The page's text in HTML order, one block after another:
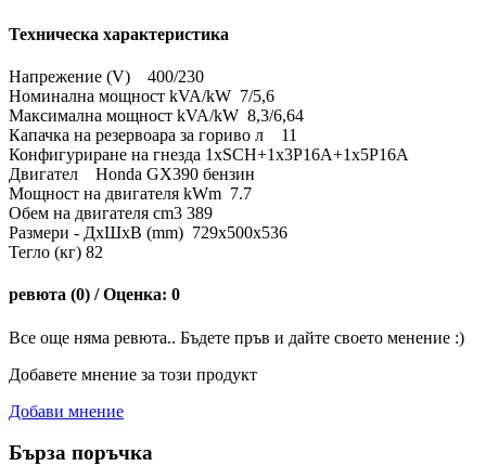
Техническа характеристика
Напрежение (V) 400/230
Номинална мощност kVA/kW 7/5,6
Максимална мощност kVA/kW 8,3/6,64
Капачка на резервоара за гориво л 11
Конфигуриране на гнезда 1xSCH+1x3P16A+1x5P16A
Двигател Honda GX390 бензин
Мощност на двигателя kWm 7.7
Обем на двигателя cm3 389
Размери - ДxШxВ (mm) 729x500x536
Тегло (кг) 82
ревюта (0) / Оценка: 0
Все още няма ревюта.. Бъдете пръв и дайте своето менение :)
Добавете мнение за този продукт
Добави мнение
Бърза поръчка